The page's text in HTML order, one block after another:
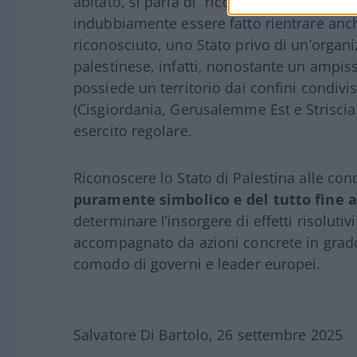
indubbiamente essere fatto rientrare
riconosciuto, uno Stato privo di
palestinese, infatti, nonostante un
possiede un territorio dai confini
(Cisgiordania, Gerusalemme Est e
esercito regolare.
Riconoscere lo Stato di Palestina alle
puramente simbolico e del tutto fine a
determinare l’insorgere di effetti
accompagnato da azioni concrete in
comodo di governi e leader europei.
Salvatore Di Bartolo, 26 settembre 2025